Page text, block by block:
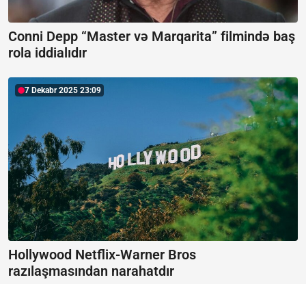
Conni Depp “Master və Marqarita” filmində baş
rola iddialıdır
7 Dekabr 2025 23:09
Hollywood Netflix-Warner Bros
razılaşmasından narahatdır